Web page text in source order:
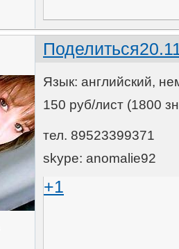
Поделиться
Язык: английский,
150 руб/лист (1800
тел. 89523399371
skype: anomalie92
+1